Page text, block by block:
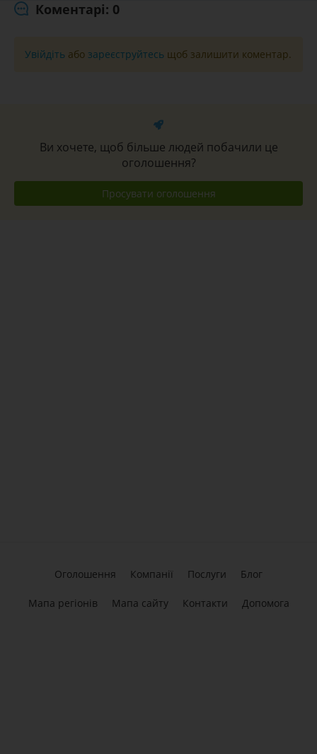
Коментарі: 0
Увійдіть або зареєструйтесь щоб залишити коментар.
Ви хочете, щоб більше людей побачили це
оголошення?
Просувати оголошення
Оголошення Компанії Послуги Блог
Мапа регіонів Мапа сайту Контакти Допомога